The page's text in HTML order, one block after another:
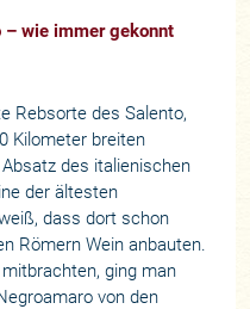
– wie immer gekonnt
Rebsorte des Salento,
Kilometer breiten
des italienischen
der ältesten
dass dort schon
Römern Wein anbauten.
ging man
von den